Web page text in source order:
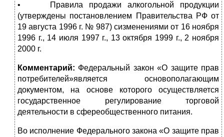
• Правила продажи алкогольной продукции
(утверждены постановлением Правительства РФ от
19 августа 1996 г. № 987) сизменениями от 16 ноября
1996 г., 14 июля 1997 г., 13 октября 1999 г., 2 ноября
2000 г.
Комментарий: Федеральный закон «О защите прав
потребителей»является основополагающим
документом, на основе которого осуществляется
государственное регулирование торговой
деятельности в сфереобщественного питания.
Во исполнение Федерального закона «О защите прав